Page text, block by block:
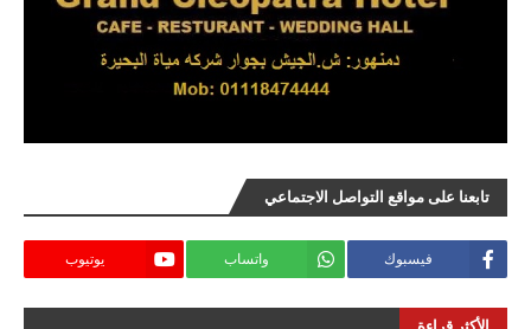
تابعنا على مواقع التواصل الاجتماعي
فيسبوك واتساب يوتيوب